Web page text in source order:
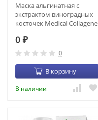
Маска альгинатная с
экстрактом виноградных
косточек Medical Collagene
0 ₽
0
В корзину
В наличии